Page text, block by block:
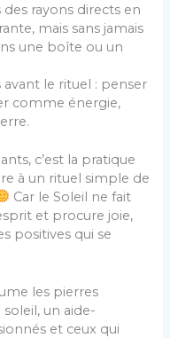
rayons directs en
mais sans jamais
une boîte ou un
avant le rituel : penser
comme énergie,
c’est la pratique
à un rituel simple de
Car le Soleil ne fait
et procure joie,
positives qui se
les pierres
un aide-
et ceux qui